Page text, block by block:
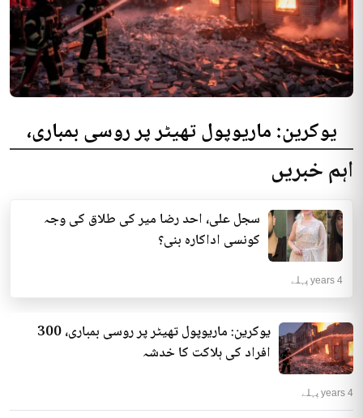
یوکرین: ماریوپول تھیٹر پر روسی بمباری،
300 افراد کی ہلاکت کا خدشہ
کا خدشہ ظاہر کیا اور کہا کہ کم...
انٹرنیشنل | 4 years پہلے
اہم خبریں
سجل علی، احد رضا میر کی طلاق کی وجہ
کونسی اداکارہ بنی؟
4 years پہلے
یوکرین: ماریوپول تھیٹر پر روسی بمباری، 300
افراد کی ہلاکت کا خدشہ
4 years پہلے